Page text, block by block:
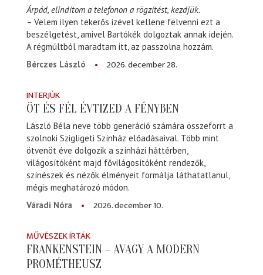
Árpád, elindítom a telefonon a rögzítést, kezdjük.
– Velem ilyen tekerős izével kellene felvenni ezt a
beszélgetést, amivel Bartókék dolgoztak annak idején.
A régmúltból maradtam itt, az passzolna hozzám.
Bérczes László
2026. december 28.
INTERJÚK
ÖT ÉS FÉL ÉVTIZED A FÉNYBEN
László Béla neve több generáció számára összeforrt a
szolnoki Szigligeti Színház előadásaival. Több mint
ötvenöt éve dolgozik a színházi háttérben,
világosítóként majd fővilágosítóként rendezők,
színészek és nézők élményeit formálja láthatatlanul,
mégis meghatározó módon.
Váradi Nóra
2026. december 10.
MŰVÉSZEK ÍRTÁK
FRANKENSTEIN – AVAGY A MODERN
PROMÉTHEUSZ